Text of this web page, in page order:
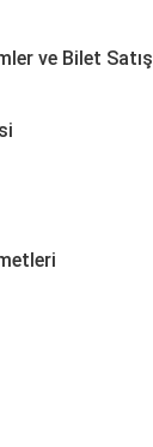
ve Bilet Satış